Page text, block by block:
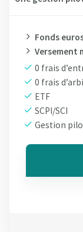
Fonds
Versement
0 frais
0 frais
ETF
SCPI/SCI
Gestion